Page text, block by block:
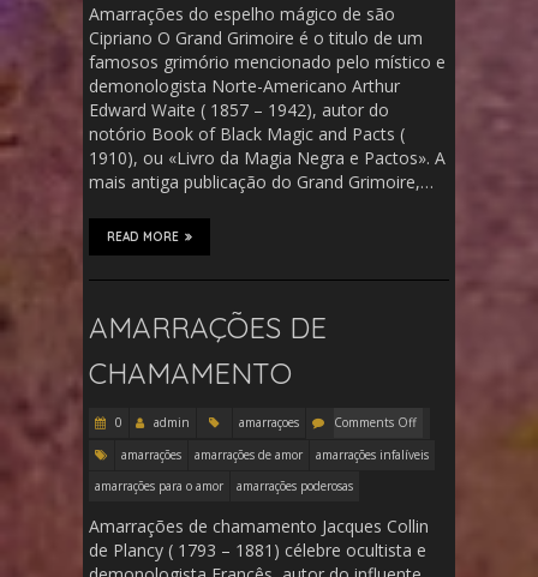
Amarrações do espelho mágico de são
Cipriano O Grand Grimoire é o titulo de um
famosos grimório mencionado pelo místico e
demonologista Norte-Americano Arthur
Edward Waite ( 1857 – 1942), autor do
notório Book of Black Magic and Pacts (
1910), ou «Livro da Magia Negra e Pactos». A
mais antiga publicação do Grand Grimoire,…
READ MORE
AMARRAÇÕES DE
CHAMAMENTO
0 admin amarraçoes
Comments Off
amarrações
amarrações de amor
amarrações infalíveis
amarrações para o amor
amarrações poderosas
Amarrações de chamamento Jacques Collin
de Plancy ( 1793 – 1881) célebre ocultista e